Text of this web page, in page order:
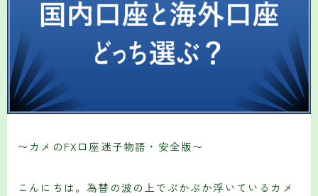
〜カメのFX口座迷子物語・安全版〜
こんにちは。為替の波の上でぷかぷか浮いているカメ